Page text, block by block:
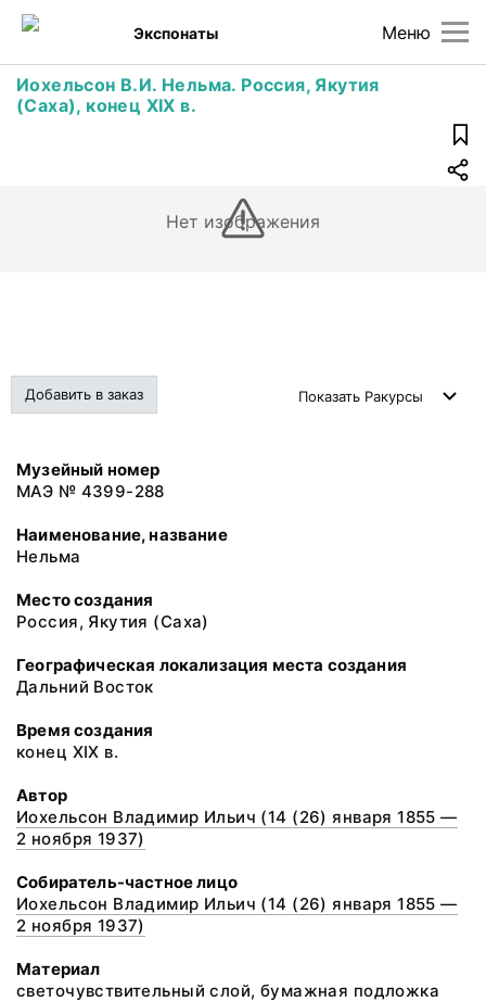
Меню
Экспонаты
Иохельсон В.И. Нельма. Россия, Якутия
(Саха), конец XIX в.
Нет изображения
Добавить в заказ Показать Ракурсы
Музейный номер
МАЭ № 4399-288
Наименование, название
Нельма
Место создания
Россия, Якутия (Саха)
Географическая локализация места создания
Дальний Восток
Время создания
конец XIX в.
Автор
Иохельсон Владимир Ильич (14 (26) января 1855 —
2 ноября 1937)
Собиратель-частное лицо
Иохельсон Владимир Ильич (14 (26) января 1855 —
2 ноября 1937)
Материал
светочувствительный слой, бумажная подложка